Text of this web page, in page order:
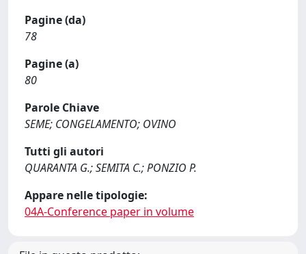
Pagine (da)
78
Pagine (a)
80
Parole Chiave
SEME; CONGELAMENTO; OVINO
Tutti gli autori
QUARANTA G.; SEMITA C.; PONZIO P.
Appare nelle tipologie:
04A-Conference paper in volume